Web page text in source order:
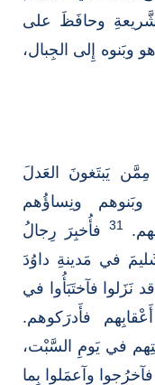
وحافَظَ على
وبَنوه إِلى الجِبال،
مِمَّن يَبتَغونَ العَدلَ
ونِساؤُهم
31
فأُخبِرَ رِجالُ
في مَدينةِ داوُدَ
نَزَلوا فآختَبَأُوا في
فأَدرَكوهم.
في يَومِ السَّبْت،
وآعمَلوا بِما